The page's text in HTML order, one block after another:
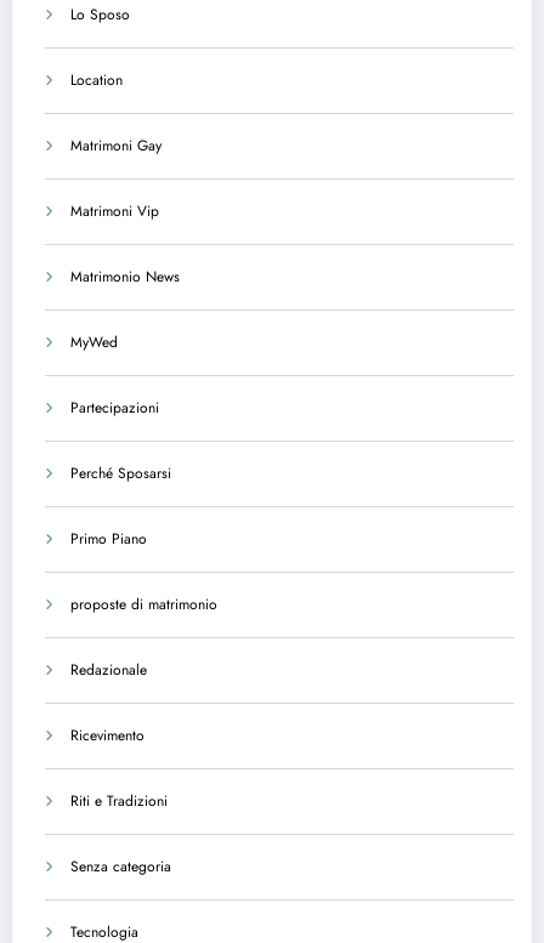
Lo Sposo
Location
Matrimoni Gay
Matrimoni Vip
Matrimonio News
MyWed
Partecipazioni
Perché Sposarsi
Primo Piano
proposte di matrimonio
Redazionale
Ricevimento
Riti e Tradizioni
Senza categoria
Tecnologia